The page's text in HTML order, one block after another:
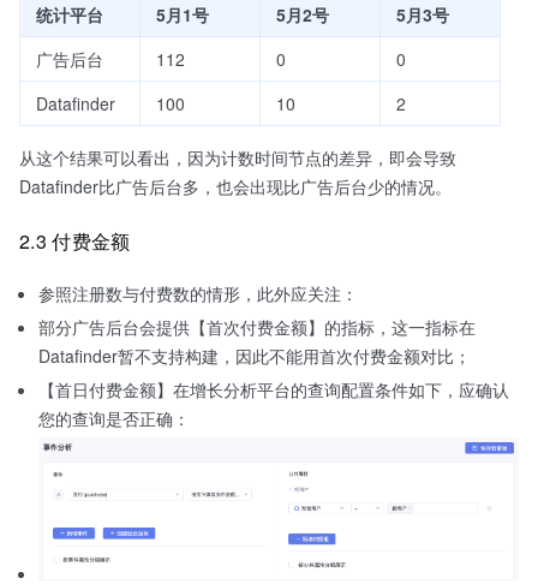
统计平台 5月1号 5月2号
5月3号
广告后台
112 0
0
Datafinder
100 10 2
从这个结果可以看出，因为计数时间节点的差异，即会导致
Datafinder比广告后台多，也会出现比广告后台少的情况。
2.3 付费金额
参照注册数与付费数的情形，此外应关注：
部分广告后台会提供【首次付费金额】的指标，这一指标在
Datafinder暂不支持构建，因此不能用首次付费金额对比；
【首日付费金额】在增长分析平台的查询配置条件如下，应确认
您的查询是否正确：